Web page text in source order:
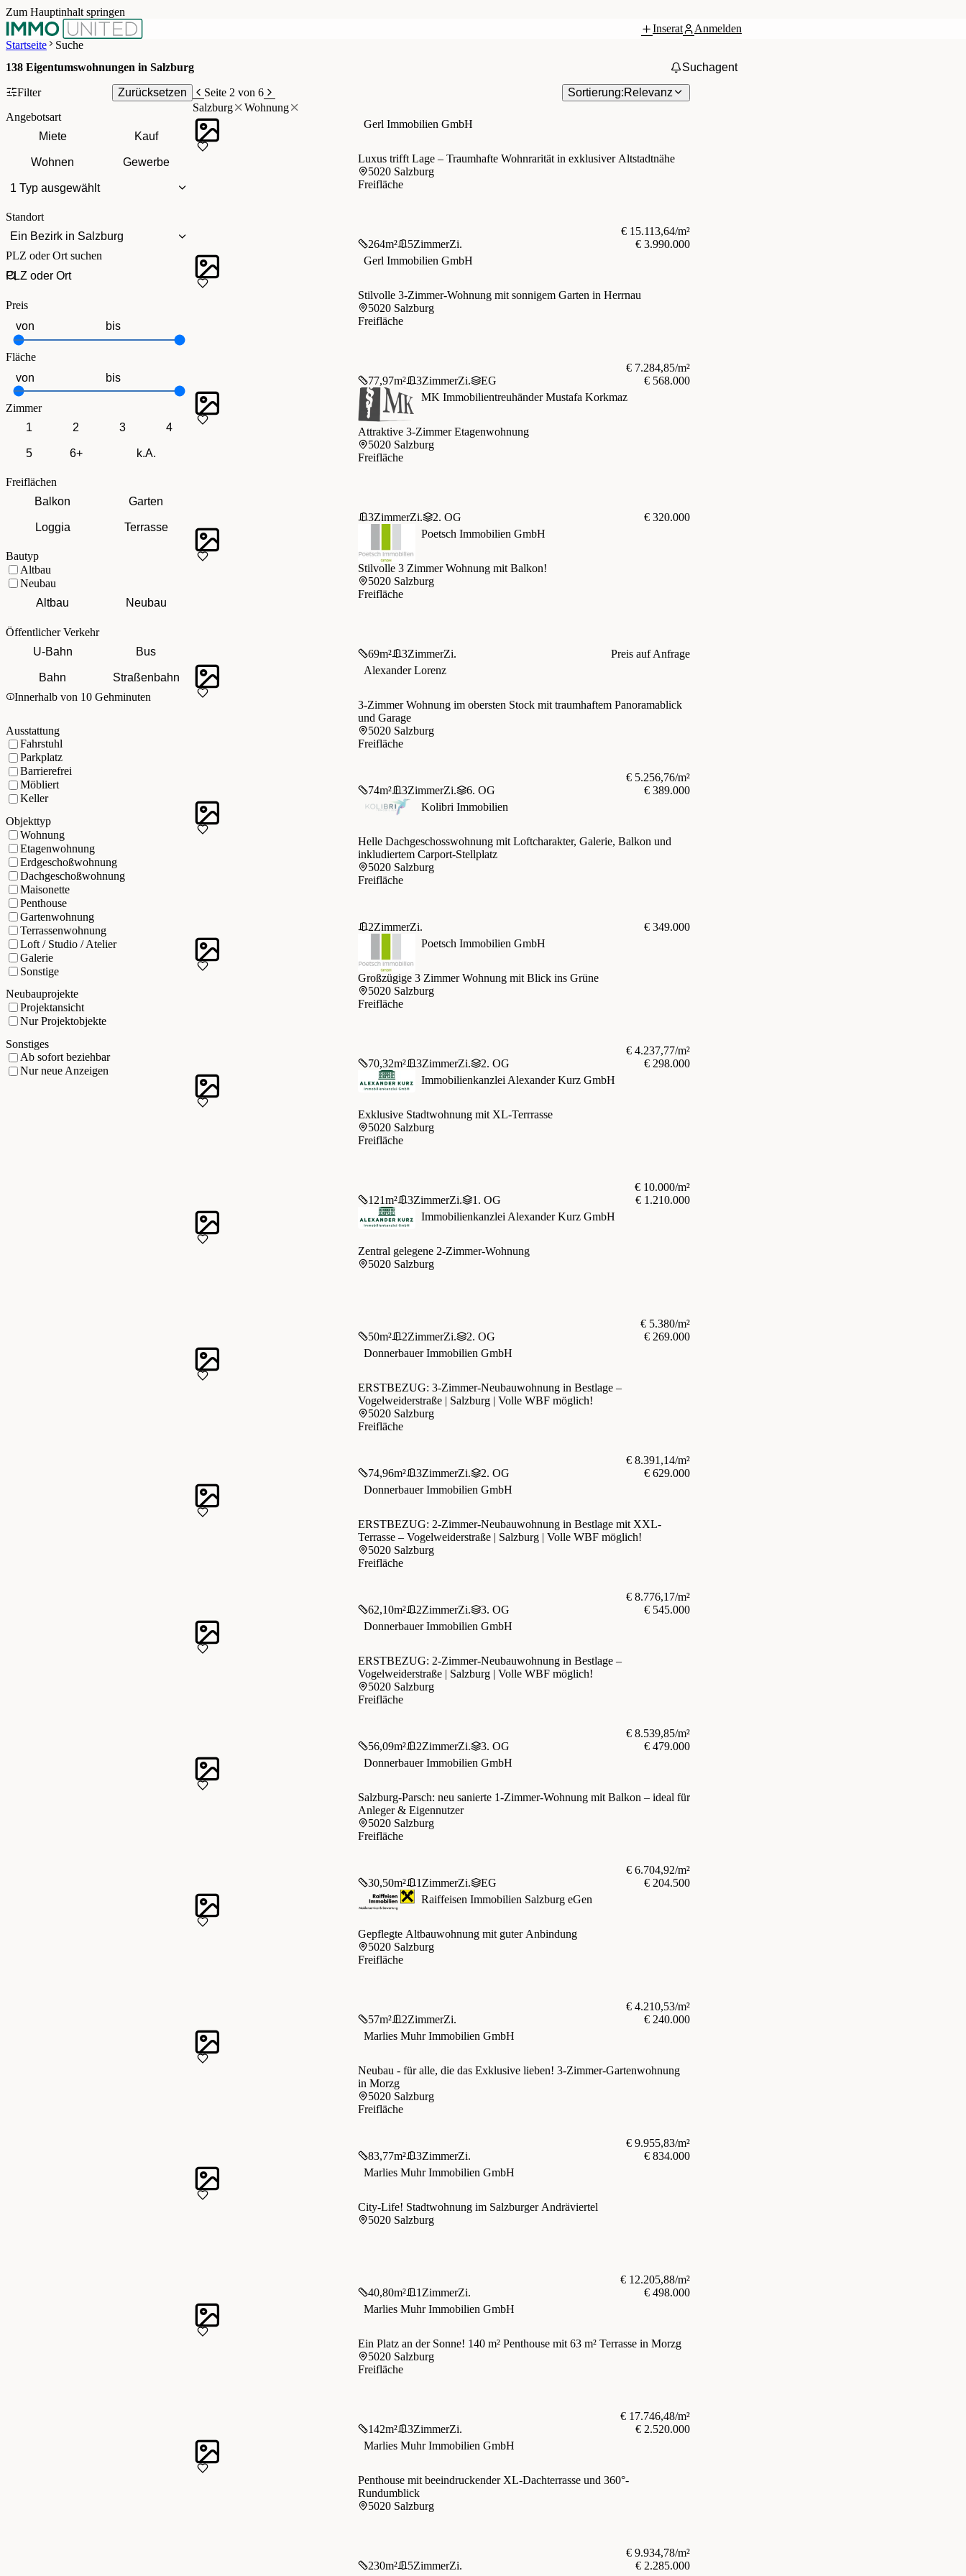
Zum Hauptinhalt springen
Inserat
Anmelden
Startseite
Suche
138 Eigentumswohnungen in Salzburg Suchagent
Filter Zurücksetzen
Angebotsart
Miete
Kauf
Wohnen Gewerbe
1 Typ ausgewählt
Standort
Ein Bezirk in Salzburg
PLZ oder Ort suchen
Preis
Fläche
Zimmer
1
2 3 4
5 6+ k.A.
Freiflächen
Balkon
Garten
Loggia Terrasse
Bautyp
Altbau
Neubau
Altbau
Neubau
Öffentlicher Verkehr
U-Bahn
Bus
Bahn
Straßenbahn
Innerhalb von 10 Gehminuten
Ausstattung
Fahrstuhl
Parkplatz
Barrierefrei
Möbliert
Keller
Objekttyp
Wohnung
Etagenwohnung
Erdgeschoßwohnung
Dachgeschoßwohnung
Maisonette
Penthouse
Gartenwohnung
Terrassenwohnung
Loft / Studio / Atelier
Galerie
Sonstige
Neubauprojekte
Projektansicht
Nur Projektobjekte
Sonstiges
Ab sofort beziehbar
Nur neue Anzeigen
Seite 2 von 6 Sortierung:Relevanz
Salzburg
Wohnung
Luxus trifft Lage – Traumhafte Wohnrarität in exklusiver Altstadtnähe
5020 Salzburg
Freifläche
264m² 5ZimmerZi.
€ 15.113,64/m²
€ 3.990.000
Gerl Immobilien GmbH
Stilvolle 3-Zimmer-Wohnung mit sonnigem Garten in Herrnau
5020 Salzburg
Freifläche
77,97m² 3ZimmerZi. EG
€ 7.284,85/m²
€ 568.000
Gerl Immobilien GmbH
Attraktive 3-Zimmer Etagenwohnung
5020 Salzburg
Freifläche
3ZimmerZi. 2. OG € 320.000
MK Immobilientreuhänder Mustafa Korkmaz
Stilvolle 3 Zimmer Wohnung mit Balkon!
5020 Salzburg
Freifläche
69m² 3ZimmerZi. Preis auf Anfrage
Poetsch Immobilien GmbH
3-Zimmer Wohnung im obersten Stock mit traumhaftem Panoramablick
und Garage
5020 Salzburg
Freifläche
74m² 3ZimmerZi. 6. OG
€ 5.256,76/m²
€ 389.000
Alexander Lorenz
Helle Dachgeschosswohnung mit Loftcharakter, Galerie, Balkon und
inkludiertem Carport-Stellplatz
5020 Salzburg
Freifläche
2ZimmerZi. € 349.000
Kolibri Immobilien
Großzügige 3 Zimmer Wohnung mit Blick ins Grüne
5020 Salzburg
Freifläche
70,32m² 3ZimmerZi. 2. OG
€ 4.237,77/m²
€ 298.000
Poetsch Immobilien GmbH
Exklusive Stadtwohnung mit XL-Terrrasse
5020 Salzburg
Freifläche
121m² 3ZimmerZi. 1. OG
€ 10.000/m²
€ 1.210.000
Immobilienkanzlei Alexander Kurz GmbH
Zentral gelegene 2-Zimmer-Wohnung
5020 Salzburg
50m² 2ZimmerZi. 2. OG
€ 5.380/m²
€ 269.000
Immobilienkanzlei Alexander Kurz GmbH
ERSTBEZUG: 3-Zimmer-Neubauwohnung in Bestlage –
Vogelweiderstraße | Salzburg | Volle WBF möglich!
5020 Salzburg
Freifläche
74,96m² 3ZimmerZi. 2. OG
€ 8.391,14/m²
€ 629.000
Donnerbauer Immobilien GmbH
ERSTBEZUG: 2-Zimmer-Neubauwohnung in Bestlage mit XXL-
Terrasse – Vogelweiderstraße | Salzburg | Volle WBF möglich!
5020 Salzburg
Freifläche
62,10m² 2ZimmerZi. 3. OG
€ 8.776,17/m²
€ 545.000
Donnerbauer Immobilien GmbH
ERSTBEZUG: 2-Zimmer-Neubauwohnung in Bestlage –
Vogelweiderstraße | Salzburg | Volle WBF möglich!
5020 Salzburg
Freifläche
56,09m² 2ZimmerZi. 3. OG
€ 8.539,85/m²
€ 479.000
Donnerbauer Immobilien GmbH
Salzburg-Parsch: neu sanierte 1-Zimmer-Wohnung mit Balkon – ideal für
Anleger & Eigennutzer
5020 Salzburg
Freifläche
30,50m² 1 ZimmerZi. EG
€ 6.704,92/m²
€ 204.500
Donnerbauer Immobilien GmbH
Gepflegte Altbauwohnung mit guter Anbindung
5020 Salzburg
Freifläche
57m² 2ZimmerZi.
€ 4.210,53/m²
€ 240.000
Raiffeisen Immobilien Salzburg eGen
Neubau - für alle, die das Exklusive lieben! 3-Zimmer-Gartenwohnung
in Morzg
5020 Salzburg
Freifläche
83,77m² 3ZimmerZi.
€ 9.955,83/m²
€ 834.000
Marlies Muhr Immobilien GmbH
City-Life! Stadtwohnung im Salzburger Andräviertel
5020 Salzburg
40,80m² 1 ZimmerZi.
€ 12.205,88/m²
€ 498.000
Marlies Muhr Immobilien GmbH
Ein Platz an der Sonne! 140 m² Penthouse mit 63 m² Terrasse in Morzg
5020 Salzburg
Freifläche
142m² 3ZimmerZi.
€ 17.746,48/m²
€ 2.520.000
Marlies Muhr Immobilien GmbH
Penthouse mit beeindruckender XL-Dachterrasse und 360°-
Rundumblick
5020 Salzburg
230m² 5ZimmerZi.
€ 9.934,78/m²
€ 2.285.000
Marlies Muhr Immobilien GmbH